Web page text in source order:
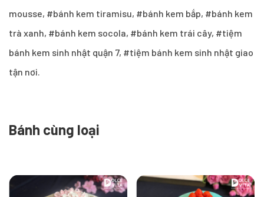
mousse, #bánh kem tiramisu, #bánh kem bắp, #bánh kem
trà xanh, #bánh kem socola, #bánh kem trái cây, #tiệm
bánh kem sinh nhật quận 7, #tiệm bánh kem sinh nhật giao
tận nơi.
Bánh cùng loại